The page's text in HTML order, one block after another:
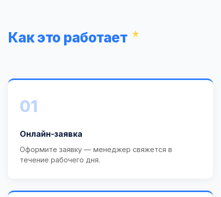
Как это работает
01
Онлайн-заявка
Оформите заявку — менеджер свяжется в
течение рабочего дня.